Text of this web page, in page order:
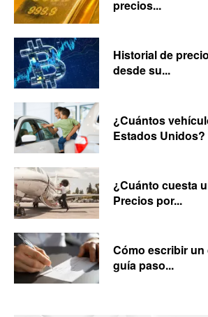
precios...
Historial de
desde su...
¿Cuántos
Estados Unidos?
¿Cuánto cuesta
Precios por...
Cómo escribir
guía paso...